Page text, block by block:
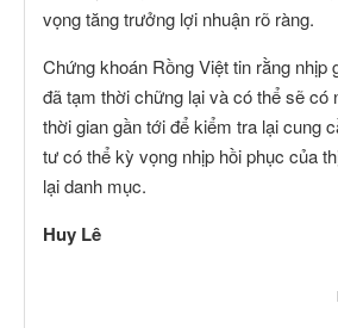
vọng tăng trưởng lợi nhuận rõ ràng.
Chứng khoán Rồng Việt tin rằng nhịp
đã tạm thời chững lại và có thể sẽ có
thời gian gần tới để kiểm tra lại cung
tư có thể kỳ vọng nhịp hồi phục của
lại danh mục.
Huy Lê